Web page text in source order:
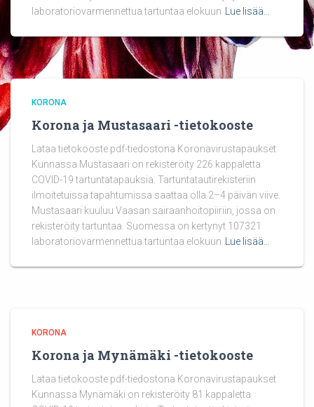
laboratoriovarmennettua tartuntaa elokuun
Lue lisää…
KORONA
Korona ja Mustasaari -tietokooste
Lataa tietokooste pdf-tiedostona Koronavirustapaukset
Kunnassa Mustasaari on rekisteröity 226 kappaletta
COVID-19 tartuntatapauksia. Tartuntatautirekisteriin
ilmoitetuissa tapahtumissa saattaa olla 2–4 päivän viive.
Mustasaari kuuluu Vaasan sairaanhoitopiiriin, jossa on
rekisteröity tartuntaa. Suomessa on kertynyt 107321
laboratoriovarmennettua tartuntaa elokuun
Lue lisää…
KORONA
Korona ja Mynämäki -tietokooste
Lataa tietokooste pdf-tiedostona Koronavirustapaukset
Kunnassa Mynämäki on rekisteröity 81 kappaletta